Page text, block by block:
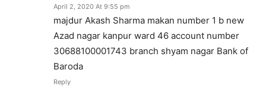
April 2, 2020 At 9:55 pm
majdur Akash Sharma makan number 1 b new
Azad nagar kanpur ward 46 account number
30688100001743 branch shyam nagar Bank of
Baroda
Reply